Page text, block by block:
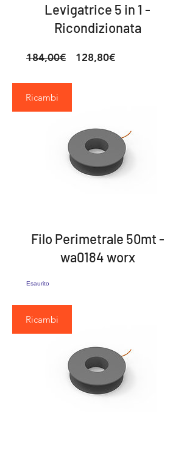
Levigatrice 5 in 1 -
Ricondizionata
184,00€
Prezzo
128,80€Prezzo
Ricambi
Filo Perimetrale 50mt -
wa0184 worx
Esaurito
Ricambi